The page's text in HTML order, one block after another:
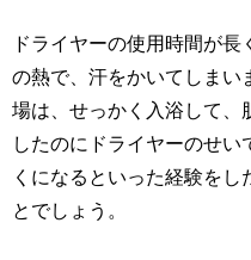
ドライヤーの使用時間が長
の熱で、汗をかいてしまい
場は、せっかく入浴して、
したのにドライヤーのせい
くになるといった経験をし
とでしょう。